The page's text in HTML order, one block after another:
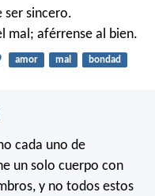
ser sincero.
mal; aférrense al bien.
amor mal bondad
cada uno de
un solo cuerpo con
y no todos estos